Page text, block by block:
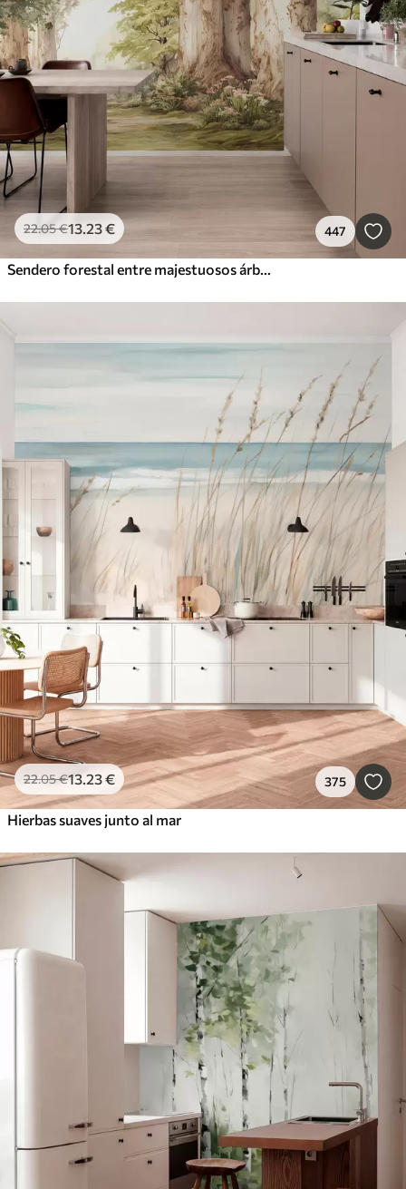
22.05€13.23€ 447
Sendero forestal entre majestuosos árboles en estilo acuarela
22.05€13.23€ 375
Hierbas suaves junto al mar